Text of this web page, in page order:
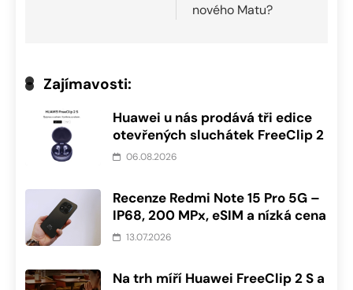
nového Matu?
Zajímavosti:
Huawei u nás prodává tři edice
otevřených sluchátek FreeClip 2
06.08.2026
Recenze Redmi Note 15 Pro 5G –
IP68, 200 MPx, eSIM a nízká cena
13.07.2026
Na trh míří Huawei FreeClip 2 S a